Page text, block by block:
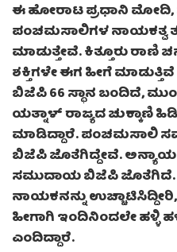
ಈ ಹೋರಾಟ ಪ್ರಧಾನಿ ಮೋದಿ,
ಪಂಚಮಸಾಲಿಗಳ ನಾಯಕತ್ವ
ಮಾಡುತ್ತೇವೆ. ಕಿತ್ತೂರು
ಶಕ್ತಿಗಳೇ ಈಗ ಹೀಗೆ
ಬಿಜೆಪಿ 66 ಸ್ಥಾನ ಬಂದಿದೆ,
ಯತ್ನಾಳ್ ರಾಜ್ಯದ ಚುಕ್ಕಾಣಿ
ಮಾಡಿದ್ದಾರೆ. ಪಂಚಮಸಾಲಿ
ಬಿಜೆಪಿ ಜೊತೆಗಿದ್ದೇವೆ. ಅನ್ಯಾಯ
ಸಮುದಾಯ ಬಿಜೆಪಿ
ನಾಯಕನನ್ನು
ಹೀಗಾಗಿ ಇಂದಿನಿಂದಲೇ ಹಳ್ಳಿ
ಎಂದಿದ್ದಾರೆ.